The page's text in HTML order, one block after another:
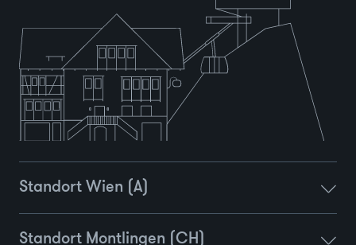
Standort Wien (A)
Standort Montlingen (CH)